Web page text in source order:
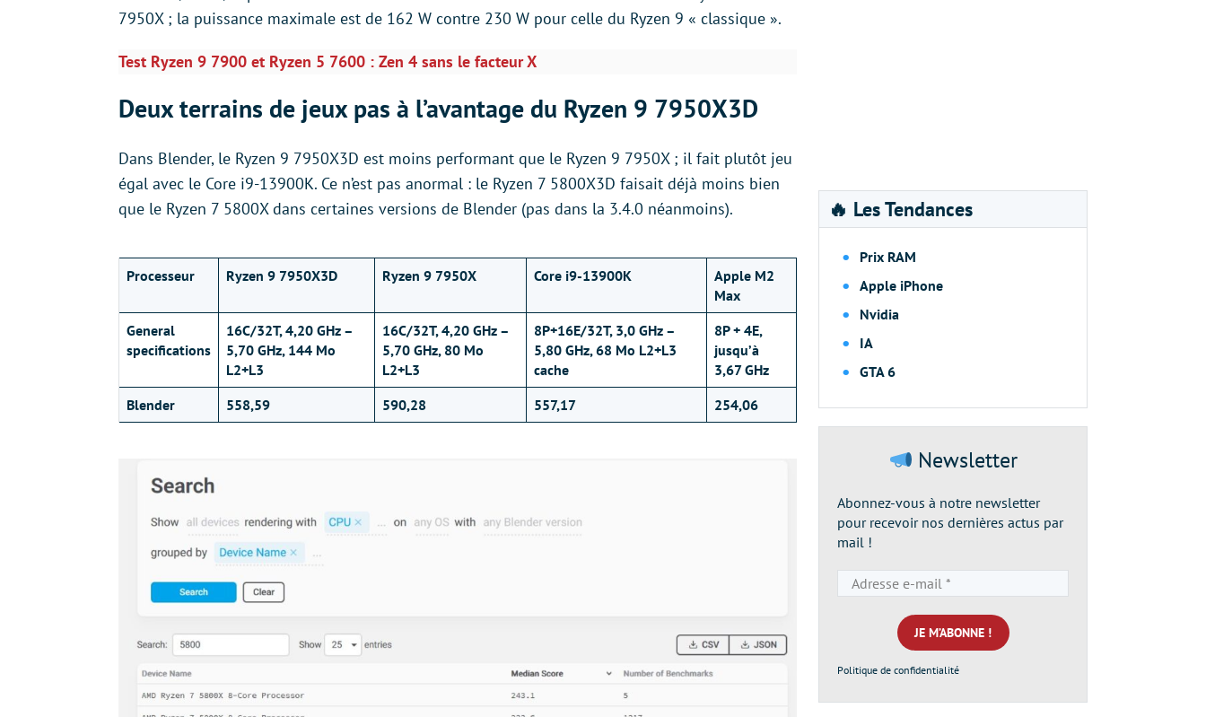
7950X ; la puissance maximale est de 162 W contre 230 W pour celle du Ryzen 9 « classique ».
Test Ryzen 9 7900 et Ryzen 5 7600 : Zen 4 sans le facteur X
Deux terrains de jeux pas à l’avantage du Ryzen 9 7950X3D
Dans Blender, le Ryzen 9 7950X3D est moins performant que le Ryzen 9 7950X ; il fait plutôt jeu
égal avec le Core i9-13900K. Ce n’est pas anormal : le Ryzen 7 5800X3D faisait déjà moins bien
que le Ryzen 7 5800X dans certaines versions de Blender (pas dans la 3.4.0 néanmoins).
Processeur Ryzen 9 7950X3D Ryzen 9 7950X Core i9-13900K
Apple M2
Max
General
specifications
16C/32T, 4,20 GHz –
5,70 GHz, 144 Mo
L2+L3
16C/32T, 4,20 GHz –
5,70 GHz, 80 Mo
L2+L3
8P+16E/32T, 3,0 GHz –
5,80 GHz, 68 Mo L2+L3
cache
8P + 4E,
jusqu’à
3,67 GHz
Blender
558,59 590,28 557,17 254,06
🔥 Les Tendances
Prix RAM
Apple iPhone
Nvidia
IA
GTA 6
Newsletter
Abonnez-vous à notre newsletter
pour recevoir nos dernières actus par
mail !
e-
mail
*
Politique de confidentialité